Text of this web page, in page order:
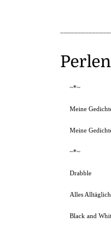
~*~
Meine
Meine
~*~
Drabble
Alles Alltäglich
Black and